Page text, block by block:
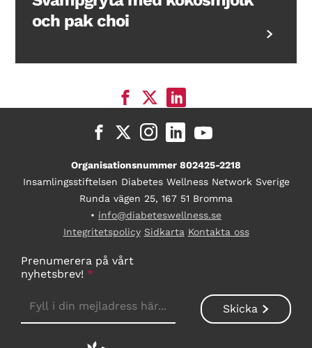
och pak choi
Organisationsnummer 802425-2218
Insamlingsstiftelsen Diabetes Wellness Network Sverige
Runda vägen 25, 167 51 Bromma
• info@diabeteswellness.se
Integritetspolicy Sidkarta Kontakta oss
Prenumerera på vårt
nyhetsbrev! *